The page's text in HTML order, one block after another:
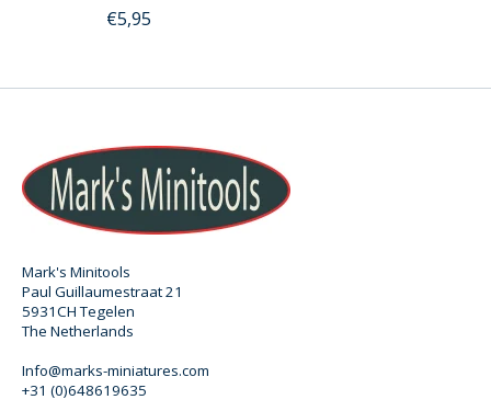
€5,95
Mark's Minitools
Paul Guillaumestraat 21
5931CH Tegelen
The Netherlands
Info@marks-miniatures.com
+31 (0)648619635